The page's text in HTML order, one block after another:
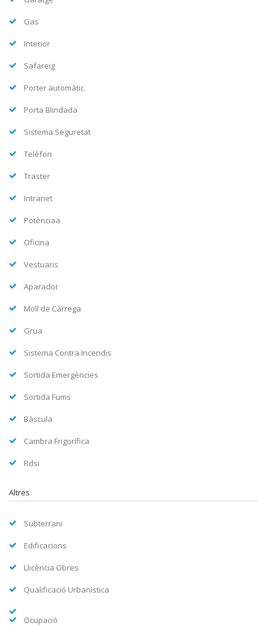
Gas
Interior
Safareig
Porter automàtic
Porta Blindada
Sistema Seguretat
Telèfon
Traster
Intranet
Potènciaa
Oficina
Vestuaris
Aparador
Moll de Càrrega
Grua
Sistema Contra Incendis
Sortida Emergències
Sortida Fums
Bàscula
Cambra Frigorífica
Rdsi
Altres
Subterrani
Edificacions
Llicència Obres
Qualificació Urbanística
Ocupació